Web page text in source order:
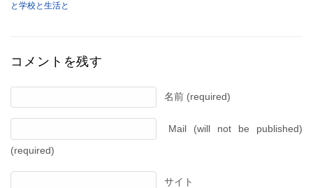
と学校と生活と
コメントを残す
名前 (required)
Mail (will not be published)
(required)
サイト